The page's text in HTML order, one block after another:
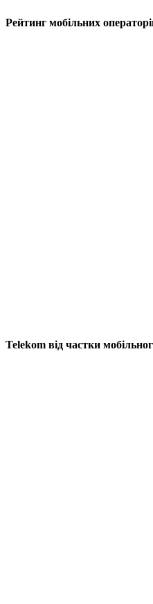
Рейтинг мобільних
Telekom від частки